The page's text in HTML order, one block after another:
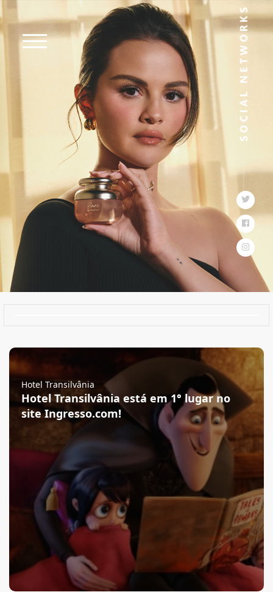
Hotel Transilvânia
Hotel Transilvânia está em 1° lugar no
site Ingresso.com!